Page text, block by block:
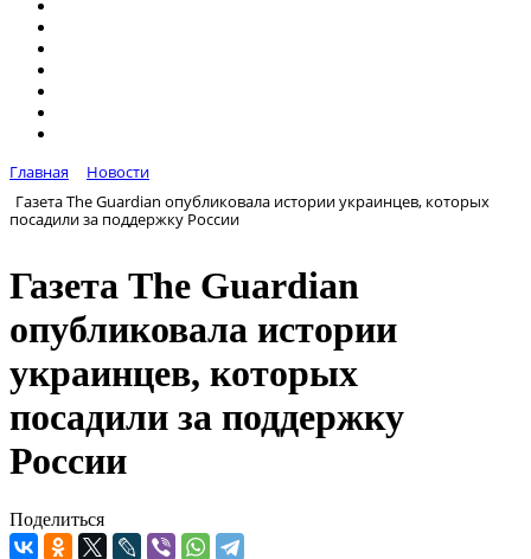
Главная
Новости
Газета The Guardian опубликовала истории украинцев, которых
посадили за поддержку России
Газета The Guardian
опубликовала истории
украинцев, которых
посадили за поддержку
России
Поделиться